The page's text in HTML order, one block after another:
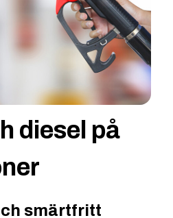
diesel på
smärtfritt